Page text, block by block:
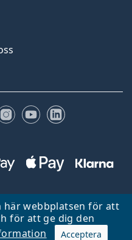
här webbplatsen för att
för att ge dig den
Acceptera
Instagram
YouTubeLinkedIn